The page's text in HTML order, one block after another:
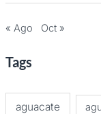
« Ago Oct »
Tags
aguacate